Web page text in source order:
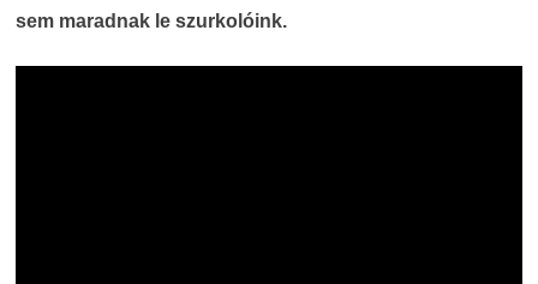
sem maradnak le szurkolóink.